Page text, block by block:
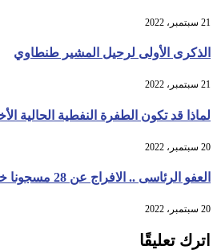
21 سبتمبر، 2022
الذكرى الأولى لرحيل المشير طنطاوي
21 سبتمبر، 2022
لماذا قد تكون الطفرة النفطية الحالية
20 سبتمبر، 2022
العفو الرئاسى .. الافراج عن 28 مسجونا خلال المرحلة المقبلة
20 سبتمبر، 2022
اترك تعليقًا